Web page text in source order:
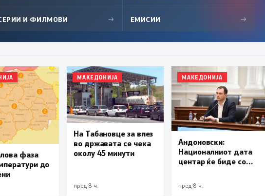
И ФИЛМОВИ → ЕМИСИИ →
фаза
до
МАКЕДОНИЈА
На Табановце за влез
во државата се чека
околу 45 минути
пред 8 ч.
МАКЕДОНИЈА
Андоновски:
Националниот дата
центар ќе биде со
исклучиво за
пред 8 ч.